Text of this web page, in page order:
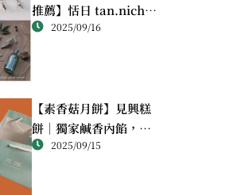
推薦】恬日 tan.nichi
純銀戒指體驗｜情侶・
2025/09/16
【素香菇月餅】見興糕
餅｜獨家鹹香內餡，顛
覆想像的幸福滋味
2025/09/15